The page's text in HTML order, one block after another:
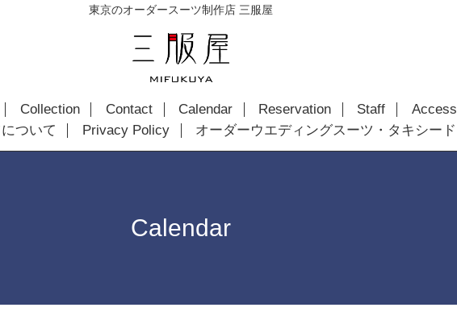
東京のオーダースーツ制作店 三服屋
Collection Contact Calendar Reservation Staff Access
ついて
Privacy Policy オーダーウエディングスーツ・タキシード
Calendar